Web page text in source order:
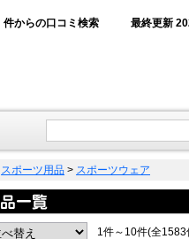
件からの口コミ検索 最終更新
スポーツ用品 > スポーツウェア
1件～10件(全